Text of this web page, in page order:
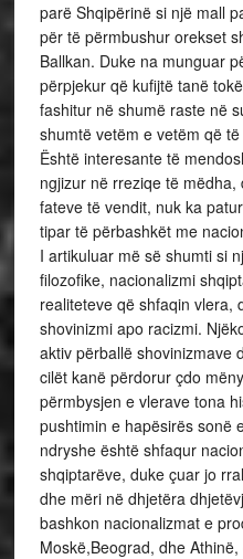
parë Shqipërinë si një mall
për të përmbushur orekset
Ballkan. Duke na munguar
përpjekur që kufijtë tanë
fashitur në shumë raste në
shumtë vetëm e vetëm që
Është interesante të
ngjizur në rreziqe të
fateve të vendit, nuk ka
tipar të përbashkët me
I artikuluar më së shumti si
filozofike, nacionalizmi
realiteteve që shfaqin vlera,
shovinizmi apo racizmi.
aktiv përballë shovinizmave
cilët kanë përdorur çdo
përmbysjen e vlerave tona
pushtimin e hapësirës sonë
ndryshe është shfaqur
shqiptarëve, duke çuar jo
dhe mëri në dhjetëra
bashkon nacionalizmat e
Moskë,Beograd, dhe